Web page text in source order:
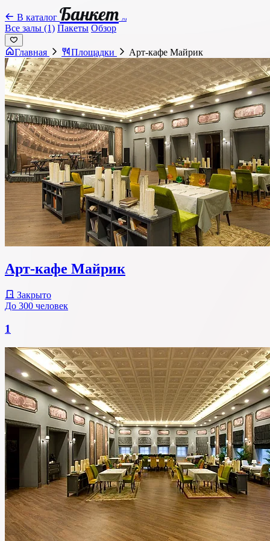
В каталог Банкет .ru
Все залы (1) Пакеты Обзор
Главная Площадки Арт-кафе Майрик
Арт-кафе Майрик
Закрыто
До 300 человек
1